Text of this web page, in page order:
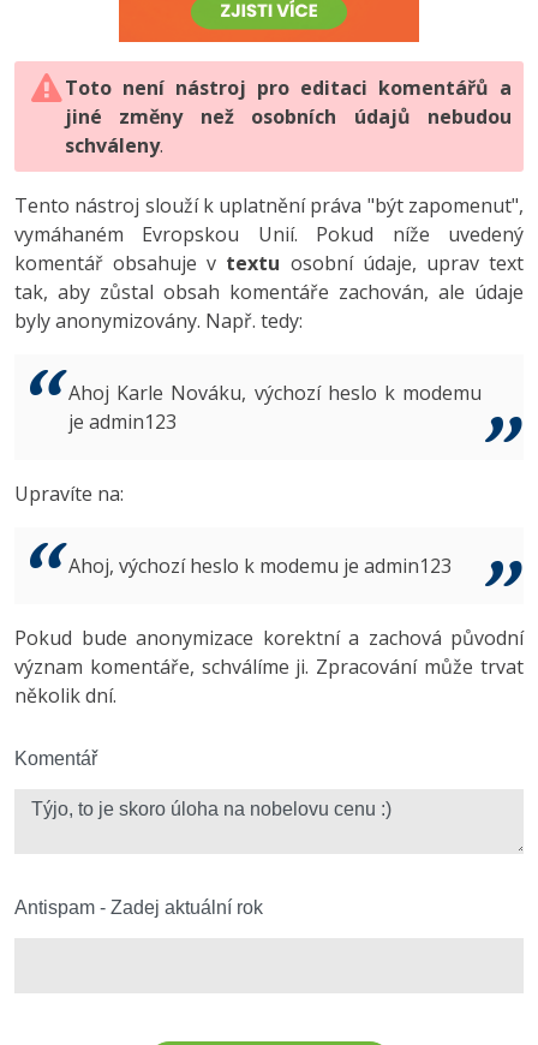
HTML5, CSS3, Bootstrap, SEO
SQL a databáze
Testování a verzování
UML a návrhové vzory
React
Spring
ASP.NET MVC
Best practices
PHP
JavaScript
Python
HTML / CSS
UML a návrhové vzory
MySQL/MariaDB
MS-SQL
Vývojář mobilních aplikací
C# Game developer
Tester
Systémový administrátor
3D grafik
Copywriter
WordPress specialista
-80%
JavaScript -80%
PHP -80%
Swift -80%
Kotlin -80%
VB.NET
Algoritmy -41%
Umělá inteligence (AI) -10%
Fórum
Digitální gramotnost
Marketing
WordPress
SEO
UX
Business
Copywriting
Windows
Kybernetická bezpečnost
Photoshop -80%
Adobe Illustrator -80%
Adobe Lightroom
Adobe XD
Adobe InDesign -25%
Adobe After Effects
Inkscape
Fórum
Toto není nástroj pro editaci komentářů a
jiné změny než osobních údajů nebudou
schváleny.
Tento nástroj slouží k uplatnění práva "být zapomenut",
vymáhaném Evropskou Unií. Pokud níže uvedený
komentář obsahuje v textu osobní údaje, uprav text
tak, aby zůstal obsah komentáře zachován, ale údaje
byly anonymizovány. Např. tedy:
Ahoj Karle Nováku, výchozí heslo k modemu
je admin123
Upravíte na:
Ahoj, výchozí heslo k modemu je admin123
Pokud bude anonymizace korektní a zachová původní
význam komentáře, schválíme ji. Zpracování může trvat
několik dní.
Komentář
Antispam - Zadej aktuální rok